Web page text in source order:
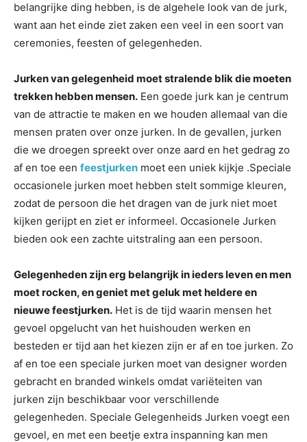
belangrijke ding hebben, is de algehele look van de jurk,
want aan het einde ziet zaken een veel in een soort van
ceremonies, feesten of gelegenheden.
Jurken van gelegenheid moet stralende blik die moeten
trekken hebben mensen. Een goede jurk kan je centrum
van de attractie te maken en we houden allemaal van die
mensen praten over onze jurken. In de gevallen, jurken
die we droegen spreekt over onze aard en het gedrag zo
af en toe een feestjurken moet een uniek kijkje .Speciale
occasionele jurken moet hebben stelt sommige kleuren,
zodat de persoon die het dragen van de jurk niet moet
kijken gerijpt en ziet er informeel. Occasionele Jurken
bieden ook een zachte uitstraling aan een persoon.
Gelegenheden zijn erg belangrijk in ieders leven en men
moet rocken, en geniet met geluk met heldere en
nieuwe feestjurken. Het is de tijd waarin mensen het
gevoel opgelucht van het huishouden werken en
besteden er tijd aan het kiezen zijn er af en toe jurken. Zo
af en toe een speciale jurken moet van designer worden
gebracht en branded winkels omdat variëteiten van
jurken zijn beschikbaar voor verschillende
gelegenheden. Speciale Gelegenheids Jurken voegt een
gevoel, en met een beetje extra inspanning kan men